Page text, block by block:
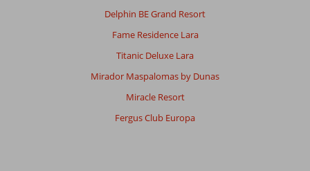
Delphin BE Grand Resort
Fame Residence Lara
Titanic Deluxe Lara
Mirador Maspalomas by Dunas
Miracle Resort
Fergus Club Europa